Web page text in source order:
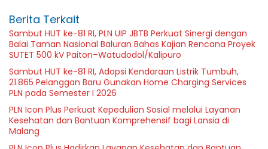
Berita Terkait
Sambut HUT ke-81 RI, PLN UIP JBTB Perkuat Sinergi dengan
Balai Taman Nasional Baluran Bahas Kajian Rencana Proyek
SUTET 500 kV Paiton–Watudodol/Kalipuro
Sambut HUT ke-81 RI, Adopsi Kendaraan Listrik Tumbuh,
21.865 Pelanggan Baru Gunakan Home Charging Services
PLN pada Semester I 2026
PLN Icon Plus Perkuat Kepedulian Sosial melalui Layanan
Kesehatan dan Bantuan Komprehensif bagi Lansia di
Malang